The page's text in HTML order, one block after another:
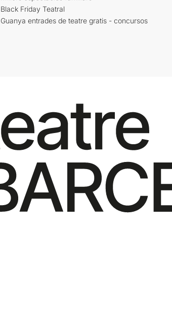
Black Friday Teatral
Guanya entrades de teatre gratis - concursos